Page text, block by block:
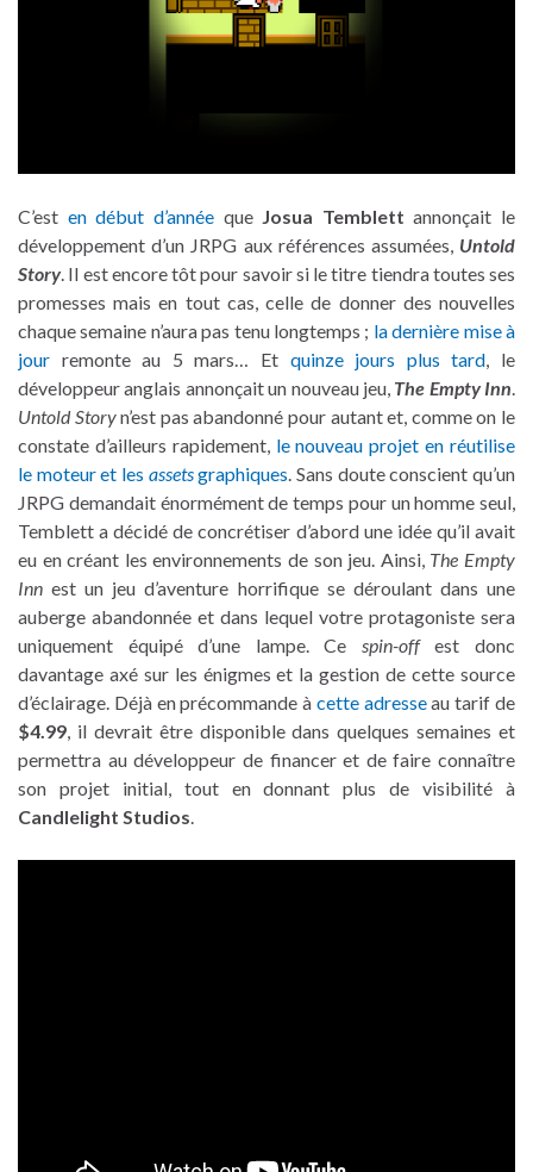
C’est en début d’annéeque Josua Temblett annonçait le
développement d’un JRPG aux références assumées, Untold
Story. Il est encore tôt pour savoir si le titre tiendra toutes ses
promesses mais en tout cas, celle de donner des nouvelles
chaque semaine n’aura pas tenu longtemps ; la dernière mise à
jour remonte au 5 mars… Et quinze jours plus tard , le
développeur anglais annonçait un nouveau jeu, The Empty Inn
Untold Storyn’est pas abandonné pour autant et, comme on le
constate d’ailleurs rapidement, le nouveau projet en réutilise
le moteur et les assetsgraphiques . Sans doute conscient qu’un
JRPG demandait énormément de temps pour un homme seul,
Temblett a décidé de concrétiser d’abord une idée qu’il avait
eu en créant les environnements de son jeu. Ainsi, The Empty
Inn est un jeu d’aventure horrifique se déroulant dans une
auberge abandonnée et dans lequel votre protagoniste sera
uniquement équipé d’une lampe. Ce spin-offest donc
davantage axé sur les énigmes et la gestion de cette source
d’éclairage. Déjà en précommande à cette adresseau tarif de
$4.99 , il devrait être disponible dans quelques semaines et
permettra au développeur de financer et de faire connaître
son projet initial, tout en donnant plus de visibilité à
Candlelight Studios